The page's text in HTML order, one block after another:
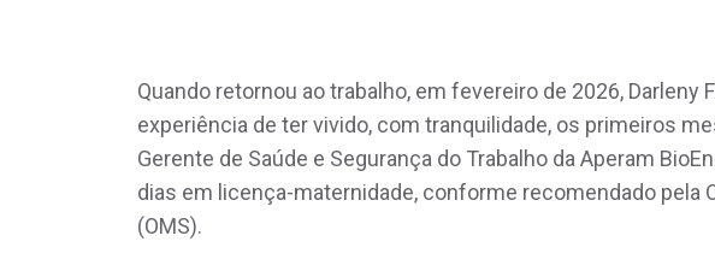
Quando retornou ao trabalho, em fevereiro de 2026, Darleny
experiência de ter vivido, com tranquilidade, os primeiros
Gerente de Saúde e Segurança do Trabalho da Aperam
dias em licença-maternidade, conforme recomendado pela
(OMS).